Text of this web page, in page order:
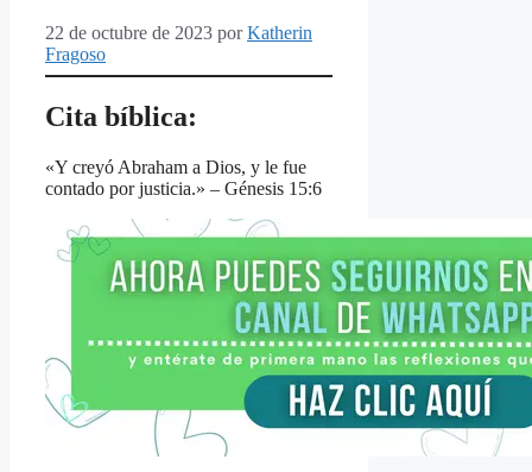
22 de octubre de 2023 porKatherin
Fragoso
Cita bíblica:
«Y creyó Abraham a Dios, y le fue
contado por justicia.» – Génesis 15:6